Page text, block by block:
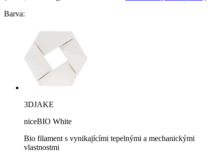
Barva:
3DJAKE
niceBIO White
Bio filament s vynikajícími tepelnými a mechanickými
vlastnostmi